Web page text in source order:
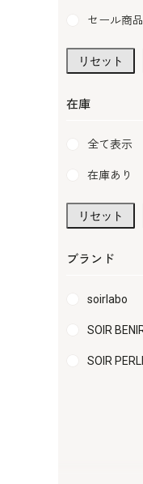
セール商品
リセット
在庫
全て表示
在庫あり
リセット
ブランド
soirlabo
SOIR
SOIR